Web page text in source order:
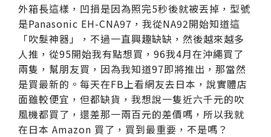
外箱長這樣，凹損是因為照完5秒後就被丟掉，型號
是Panasonic EH-CNA97，我從NA92開始知道這
「吹髮神器」，不過一直興趣缺缺，然後越來越多
人推，從95開始我有點想買，96我4月在沖繩買了
兩隻，幫朋友買，因為我知道97即將推出，那當然
是買最新的。每天在FB上看網友去日本，說實體店
面雖較便宜，但都缺貨，我想說一隻近六千元的吹
風機都買了，還差那一兩百元的差價嗎，所以我就
在日本 Amazon 買了，買到最重要，不是嗎？